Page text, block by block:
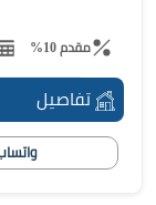
مقدم 10%
تفاصيل